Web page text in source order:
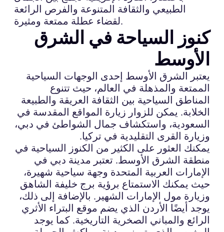
الطبيعي والثقافة المتنوعة والفرص الرائعة
لقضاء عطلة ممتعة ومثيرة.
كنوز السياحة في الشرق
الأوسط
يعتبر الشرق الأوسط إحدى الوجهات السياحية
الممتعة والمذهلة في العالم، حيث تتنوع
المناطق السياحية بين الثقافة العريقة والطبيعة
الخلابة. يمكن للزوار زيارة المواقع المقدسة في
السعودية، واستكشاف جمال الشواطئ في دبي،
وزيارة القرى التقليدية في تركيا.
يمكنك العثور على الكثير من الكنوز السياحية في
منطقة الشرق الأوسط. تعتبر مدينة دبي في
الإمارات العربية المتحدة وجهة سياحية شهيرة،
حيث يمكنك الاستمتاع برؤية برج خليفة الشاهق
وزيارة مول الإمارات الشهير. بالإضافة إلى ذلك،
يوجد أيضًا الأردن الذي يضم موقع البتراء الأثري
الرائع والمباني الصخرية التاريخية. كما يوجد